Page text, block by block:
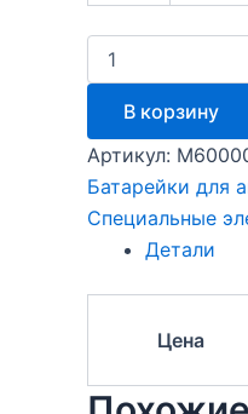
Количество
товара
Аккумулятор
VL2330/HFN
Panasonic
3V
В корзину
Артикул:
Батарейки для
Специальные
Детали
Цена